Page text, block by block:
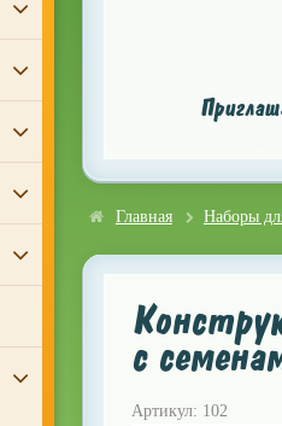
Главная Наборы
с
Артикул: 102